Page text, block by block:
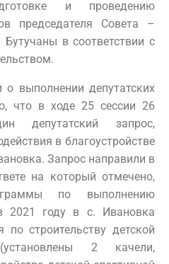
и проведению
председателя Совета –
в соответствии с
выполнении депутатских
что в ходе 25 сессии 26
депутатский запрос,
в благоустройстве
Запрос направили в
на который отмечено,
по выполнению
2021 году в с. Ивановка
строительству детской
2 качели,